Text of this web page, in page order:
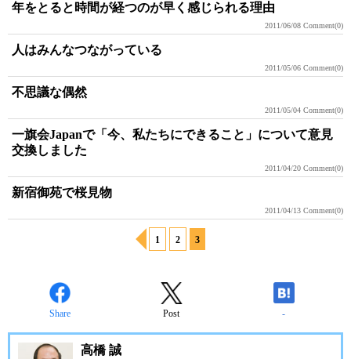
年をとると時間が経つのが早く感じられる理由
2011/06/08 Comment(0)
人はみんなつながっている
2011/05/06 Comment(0)
不思議な偶然
2011/05/04 Comment(0)
一旗会Japanで「今、私たちにできること」について意見
交換しました
2011/04/20 Comment(0)
新宿御苑で桜見物
2011/04/13 Comment(0)
1 2 3
Share Post -
高橋 誠